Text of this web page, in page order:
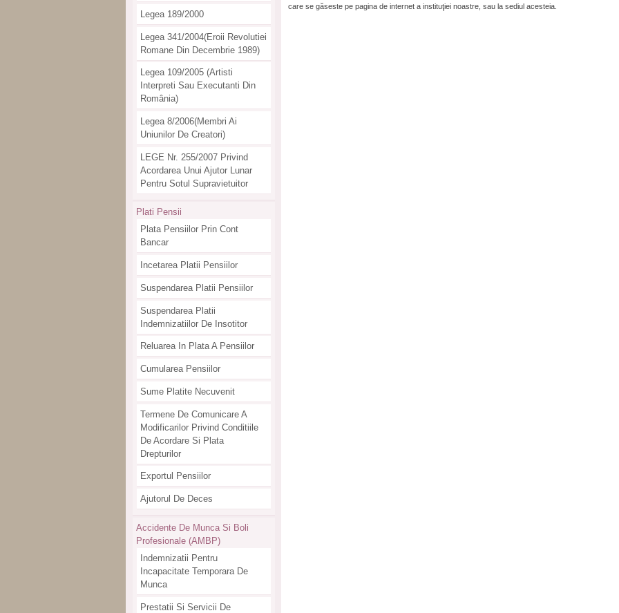
care se găseste pe pagina de internet a instituţiei noastre, sau la sediul acesteia.
Legea 189/2000
Legea 341/2004(eroii Revolutiei
Romane Din Decembrie 1989)
Legea 109/2005 (artisti
Interpreti Sau Executanti Din
România)
Legea 8/2006(membri Ai
Uniunilor De Creatori)
LEGE Nr. 255/2007 Privind
Acordarea Unui Ajutor Lunar
Pentru Sotul Supravietuitor
Plati Pensii
Plata Pensiilor Prin Cont
Bancar
Incetarea Platii Pensiilor
Suspendarea Platii Pensiilor
Suspendarea Platii
Indemnizatiilor De Insotitor
Reluarea In Plata A Pensiilor
Cumularea Pensiilor
Sume Platite Necuvenit
Termene De Comunicare A
Modificarilor Privind Conditiile
De Acordare Si Plata
Drepturilor
Exportul Pensiilor
Ajutorul De Deces
Accidente De Munca Si Boli
Profesionale (AMBP)
Indemnizatii Pentru
Incapacitate Temporara De
Munca
Prestatii Si Servicii De